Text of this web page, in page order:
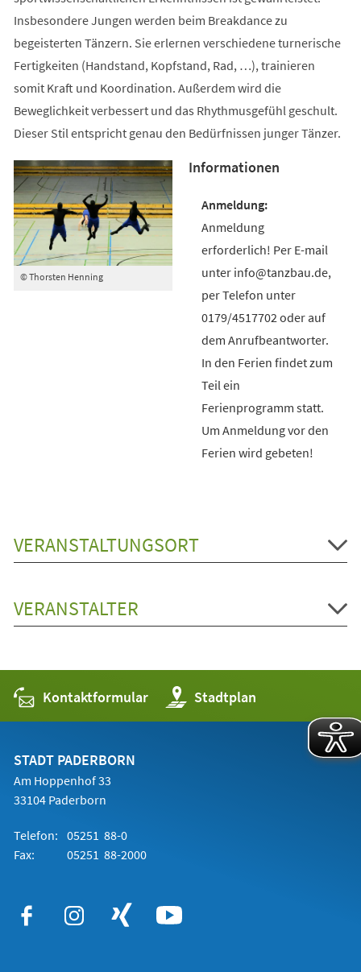
Insbesondere Jungen werden beim Breakdance zu
begeisterten Tänzern. Sie erlernen verschiedene turnerische
Fertigkeiten (Handstand, Kopfstand, Rad, …), trainieren
somit Kraft und Koordination. Außerdem wird die
Beweglichkeit verbessert und das Rhythmusgefühl geschult.
Dieser Stil entspricht genau den Bedürfnissen junger Tänzer.
© Thorsten Henning
Informationen
Anmeldung
erforderlich! Per E-mail
unter info@tanzbau.de,
per Telefon unter
0179/4517702 oder auf
dem Anrufbeantworter.
In den Ferien findet zum
Teil ein
Ferienprogramm statt.
Um Anmeldung vor den
Ferien wird gebeten!
VERANSTALTUNGSORT
VERANSTALTER
Kontaktformular Stadtplan
(Öffnet
in
einem
STADT PADERBORN
Am Hoppenhof 33
33104 Paderborn
Telefon: 05251 88-0
Fax:
05251 88-2000